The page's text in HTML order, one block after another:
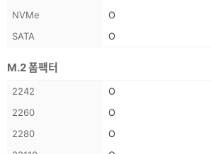
펙
보
NVMe
O
SATA
O
M.2 폼팩터
스
펙
보
2242
O
2260
O
2280
O